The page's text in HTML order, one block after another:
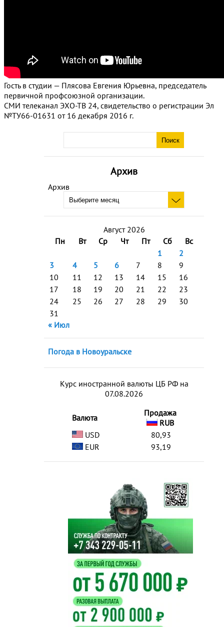
Архив
Архив
Август 2026
Пн
Вт Ср Чт Пт Сб
Вс
1
2
3
4 5 6 7 8
9
10
11 12 13 14 15
16
17
18 19 20 21 22
23
24
25 26 27 28 29
30
31
« Июл
Погода в Новоуральске
Курс иностранной валюты ЦБ РФ на
07.08.2026
Валюта
Продажа
RUB
USD
80,93
EUR
93,19
Гость в студии — Плясова Евгения Юрьевна, председатель
первичной профсоюзной организации.
СМИ телеканал ЭХО-ТВ 24, свидетельство о регистрации Эл
№ТУ66-01631 от 16 декабря 2016 г.